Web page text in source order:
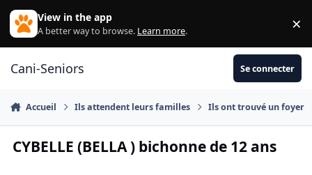
Aller au contenu
View in the app
A better way to browse. Learn more. ×
Cani-Seniors Se connecter
Accueil Ils attendent leurs familles Ils ont trouvé un foyer
CYBELLE (BELLA ) bichonne de 12 ans